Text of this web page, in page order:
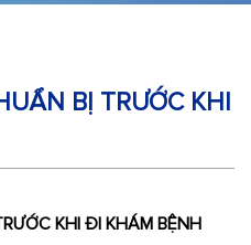
BỊ TRƯỚC KHI
KHI ĐI KHÁM BỆNH